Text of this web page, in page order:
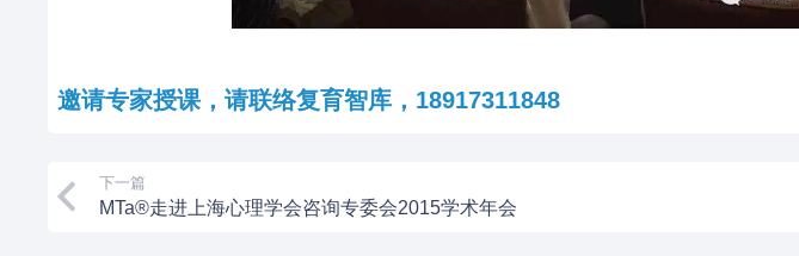
邀请专家授课，请联络复育智库，18917311848
下一篇
MTa®走进上海心理学会咨询专委会2015学术年会